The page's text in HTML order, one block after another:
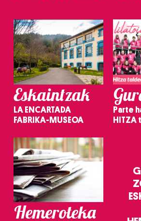
Eskaintzak
LA ENCARTADA
FABRIKA-MUSEOA
Parte
HITZA
Hemeroteka